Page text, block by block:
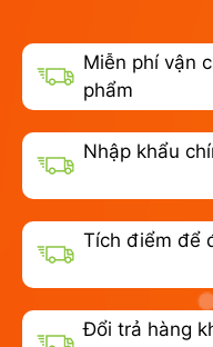
Miễn phí vận
phẩm
Nhập khẩu
Tích điểm để
Đổi trả hàng